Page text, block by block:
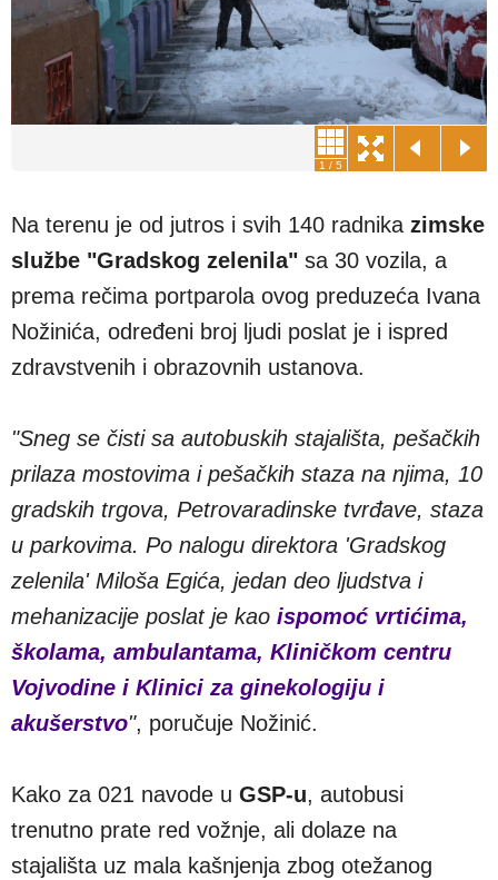
1 / 5
Na terenu je od jutros i svih 140 radnika zimske
službe "Gradskog zelenila" sa 30 vozila, a
prema rečima portparola ovog preduzeća Ivana
Nožinića, određeni broj ljudi poslat je i ispred
zdravstvenih i obrazovnih ustanova.
"Sneg se čisti sa autobuskih stajališta, pešačkih
prilaza mostovima i pešačkih staza na njima, 10
gradskih trgova, Petrovaradinske tvrđave, staza
u parkovima. Po nalogu direktora 'Gradskog
zelenila' Miloša Egića, jedan deo ljudstva i
mehanizacije poslat je kao ispomoć vrtićima,
školama, ambulantama, Kliničkom centru
Vojvodine i Klinici za ginekologiju i
akušerstvo", poručuje Nožinić.
Kako za 021 navode u GSP-u, autobusi
trenutno prate red vožnje, ali dolaze na
stajališta uz mala kašnjenja zbog otežanog